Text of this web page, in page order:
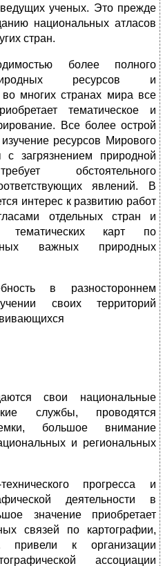
ученых. Это прежде
национальных атласов
стран.
более полного
ресурсов и
многих странах мира все
тематическое и
Все более острой
ресурсов Мирового
загрязнением природной
обстоятельного
явлений. В
интерес к раз­витию работ
отдельных стран и
тематических карт по
важных природных
в разностороннем
своих территорий
свои национальные
службы, проводятся
большое внимание
и региональных
прогресса и
деятельности в
значение при­обретает
связей по картографии,
к организации
ассоциации